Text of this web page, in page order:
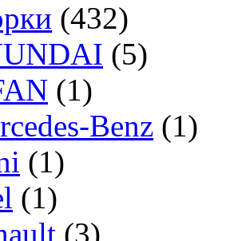
(432)
(5)
(1)
Benz (1)
(1)
(1)
(3)